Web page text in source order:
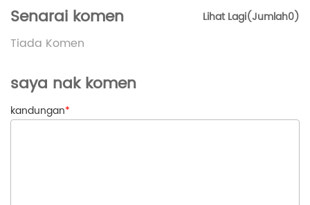
Lihat Lagi(Jumlah0)
Senarai komen
Tiada Komen
saya nak komen
kandungan*